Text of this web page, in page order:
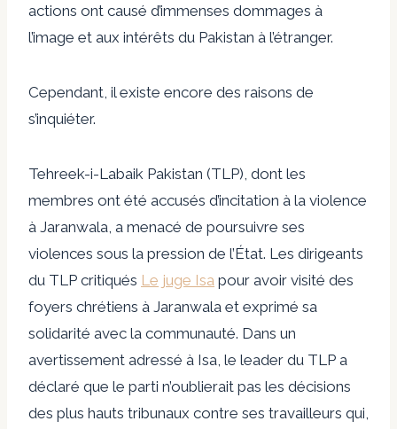
actions ont causé d’immenses dommages à
l’image et aux intérêts du Pakistan à l’étranger.
Cependant, il existe encore des raisons de
s’inquiéter.
Tehreek-i-Labaik Pakistan (TLP), dont les
membres ont été accusés d’incitation à la violence
à Jaranwala, a menacé de poursuivre ses
violences sous la pression de l’État. Les dirigeants
du TLP critiqués Le juge Isa pour avoir visité des
foyers chrétiens à Jaranwala et exprimé sa
solidarité avec la communauté. Dans un
avertissement adressé à Isa, le leader du TLP a
déclaré que le parti n’oublierait pas les décisions
des plus hauts tribunaux contre ses travailleurs qui,